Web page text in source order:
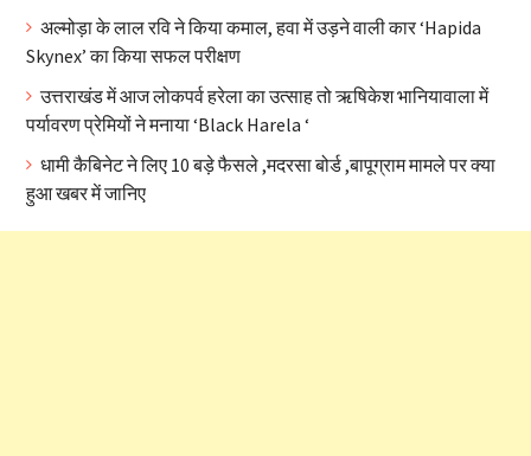
अल्मोड़ा के लाल रवि ने किया कमाल, हवा में उड़ने वाली कार ‘Hapida
Skynex’ का किया सफल परीक्षण
उत्तराखंड में आज लोकपर्व हरेला का उत्साह तो ऋषिकेश भानियावाला में
पर्यावरण प्रेमियों ने मनाया ‘Black Harela ‘
धामी कैबिनेट ने लिए 10 बड़े फैसले ,मदरसा बोर्ड ,बापूग्राम मामले पर क्या
हुआ खबर में जानिए